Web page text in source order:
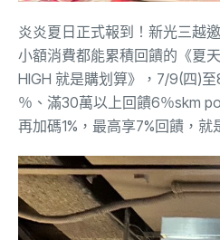
炎炎夏日正式報到！新光三越
小額消費都能累積回饋的《夏
HIGH 就是購划算》
， 7/9(四)至
％、滿30萬以上回饋6％skm
再加碼1%，最高享7%回饋，